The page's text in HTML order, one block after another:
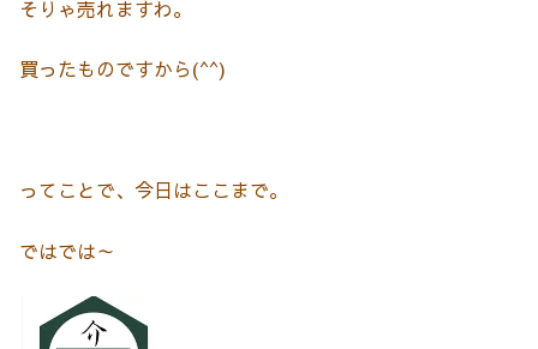
そりゃ売れますわ。
買ったものですから(^^)
ってことで、今日はここまで。
ではでは～